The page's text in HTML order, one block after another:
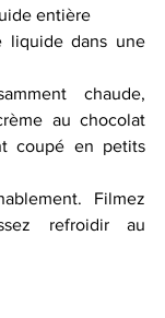
entière
liquide dans une
chaude,
au chocolat
coupé en petits
Filmez
refroidir au